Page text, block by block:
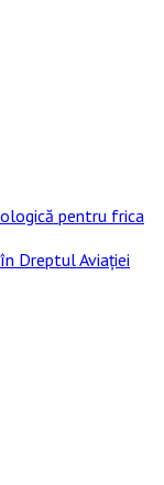
pentru frica
Dreptul Aviației